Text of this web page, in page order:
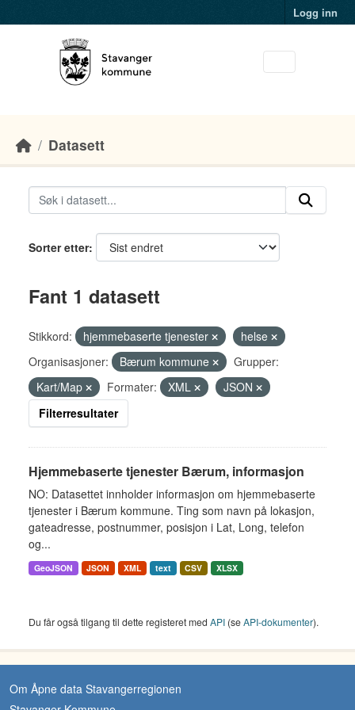
Logg inn
Datasett
Sorter etter
Fant 1 datasett
Stikkord: hjemmebaserte tjenester
helse
Organisasjoner:
Bærum kommune
Grupper:
Kart/Map
Formater: XML
JSON
Filterresultater
Hjemmebaserte tjenester Bærum, informasjon
NO: Datasettet innholder informasjon om hjemmebaserte
tjenester i Bærum kommune. Ting som navn på lokasjon,
gateadresse, postnummer, posisjon i Lat, Long, telefon
og...
GeoJSON JSON XML text CSV XLSX
Du får også tilgang til dette registeret med API (seAPI-dokumenter).
Om Åpne data Stavangerregionen